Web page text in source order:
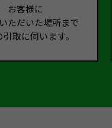
お客様に
ただいた場所まで
取に伺います。